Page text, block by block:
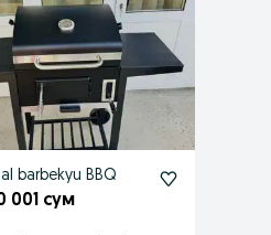
barbekyu BBQ
001 сум